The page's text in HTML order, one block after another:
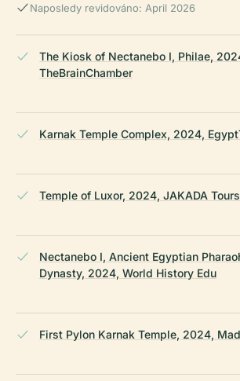
Naposledy revidováno: April 2026
The Kiosk of Nectanebo I, Philae,
TheBrainChamber
Karnak Temple Complex, 2024,
Temple of Luxor, 2024, JAKADA
Nectanebo I, Ancient Egyptian
Dynasty, 2024, World History Edu
First Pylon Karnak Temple, 2024,